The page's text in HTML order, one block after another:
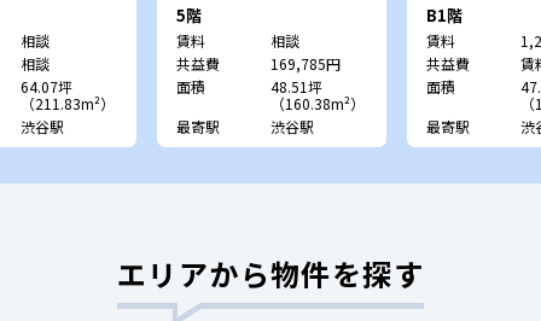
相談
相談
64.07坪
（211.83m²）
渋谷駅
5階
賃料
相談
共益費
169,785円
面積
48.51坪
（160.38m²）
最寄駅
渋谷駅
B1階
賃料
共益費
賃
面積
最寄駅
渋
エリアから物件を探す